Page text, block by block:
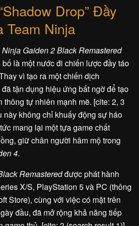
Drop” Đầy
Team Ninja
Ninja Gaiden 2 Black Remastered
là một nước đi chiến lược đầy táo
vì tạo ra một chiến dịch
tận dụng hiệu ứng bất ngờ để tạo
thông tự nhiên mạnh mẽ. [cite: 2, 3
này không chỉ khuấy động sự háo
mang lại một tựa game chất
giữ chân người hâm mộ trong
4.
Remasteredđược phát hành
X/S, PlayStation 5 và PC (thông
Store), cùng với việc có mặt trên
đầu, đã mở rộng khả năng tiếp